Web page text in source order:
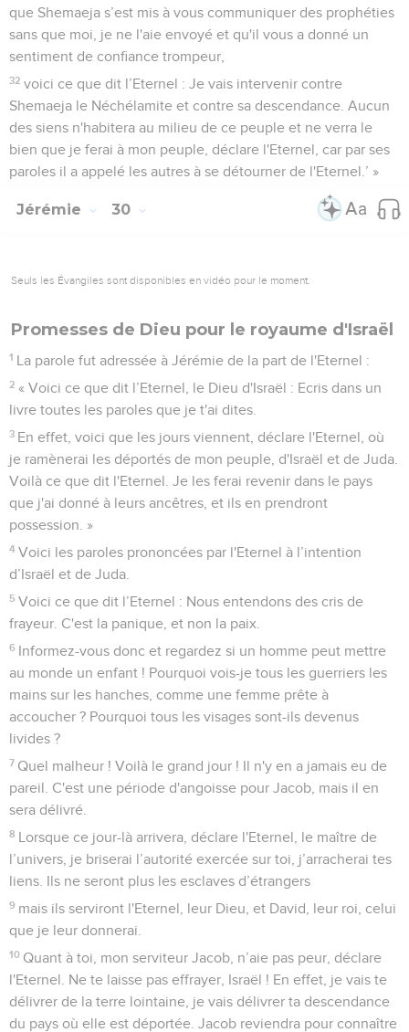
que Shemaeja s’est mis à vous communiquer des prophéties
sans que moi, je ne l'aie envoyé et qu'il vous a donné un
sentiment de confiance trompeur,
32 voici ce que dit l’Eternel : Je vais intervenir contre
Shemaeja le Néchélamite et contre sa descendance. Aucun
des siens n'habitera au milieu de ce peuple et ne verra le
bien que je ferai à mon peuple, déclare l'Eternel, car par ses
paroles il a appelé les autres à se détourner de l'Eternel.’ »
Jérémie 30
Seuls les Évangiles sont disponibles en vidéo pour le moment.
Promesses de Dieu pour le royaume d'Israël
1 La parole fut adressée à Jérémie de la part de l'Eternel :
2 « Voici ce que dit l’Eternel, le Dieu d'Israël : Ecris dans un
livre toutes les paroles que je t'ai dites.
3 En effet, voici que les jours viennent, déclare l'Eternel, où
je ramènerai les déportés de mon peuple, d'Israël et de Juda.
Voilà ce que dit l'Eternel. Je les ferai revenir dans le pays
que j'ai donné à leurs ancêtres, et ils en prendront
possession. »
4 Voici les paroles prononcées par l'Eternel à l’intention
d’Israël et de Juda.
5 Voici ce que dit l’Eternel : Nous entendons des cris de
frayeur. C'est la panique, et non la paix.
6 Informez-vous donc et regardez si un homme peut mettre
au monde un enfant ! Pourquoi vois-je tous les guerriers les
mains sur les hanches, comme une femme prête à
accoucher ? Pourquoi tous les visages sont-ils devenus
livides ?
7 Quel malheur ! Voilà le grand jour ! Il n'y en a jamais eu de
pareil. C'est une période d'angoisse pour Jacob, mais il en
sera délivré.
8 Lorsque ce jour-là arrivera, déclare l'Eternel, le maître de
l’univers, je briserai l’autorité exercée sur toi, j’arracherai tes
liens. Ils ne seront plus les esclaves d’étrangers
9 mais ils serviront l'Eternel, leur Dieu, et David, leur roi, celui
que je leur donnerai.
10 Quant à toi, mon serviteur Jacob, n’aie pas peur, déclare
l'Eternel. Ne te laisse pas effrayer, Israël ! En effet, je vais te
délivrer de la terre lointaine, je vais délivrer ta descendance
du pays où elle est déportée. Jacob reviendra pour connaître